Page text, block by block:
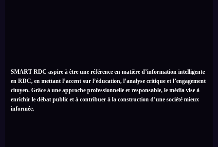
SMART RDC aspire à être une référence en matière d’information intelligente
en RDC, en mettant l’accent sur l’éducation, l’analyse critique et l’engagement
citoyen. Grâce à une approche professionnelle et responsable, le média vise à
enrichir le débat public et à contribuer à la construction d’une société mieux
informée.